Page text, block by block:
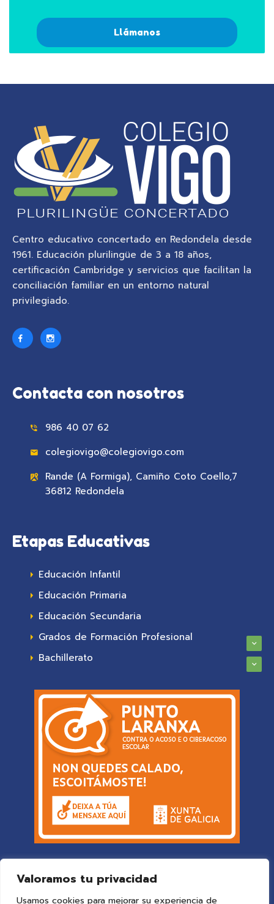
Valoramos tu privacidad
Usamos cookies para mejorar su experiencia de
Llámanos
Centro educativo concertado en Redondela desde
1961. Educación plurilingüe de 3 a 18 años,
certificación Cambridge y servicios que facilitan la
conciliación familiar en un entorno natural
privilegiado.
Contacta con nosotros
986 40 07 62
colegiovigo@colegiovigo.com
Rande (A Formiga), Camiño Coto Coello,7
36812 Redondela
Etapas Educativas
Educación Infantil
Educación Primaria
Educación Secundaria
Grados de Formación Profesional
Bachillerato